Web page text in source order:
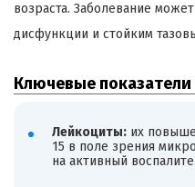
возраста. Заболевание
дисфункции и стойким
Ключевые показатели
Лейкоциты:их
15 в поле зрения
на активный